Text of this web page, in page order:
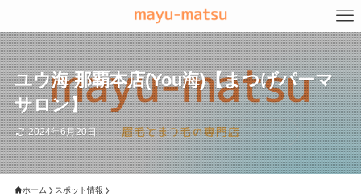
ユウ海 那覇本店(You海)【まつげパーマ
サロン】
2024年6月20日
ホーム スポット情報